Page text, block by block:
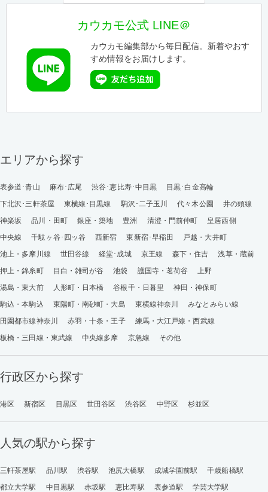
カウカモ公式 LINE＠
カウカモ編集部から毎日配信。新着やおす
すめ情報をお届けします。
エリアから探す
表参道･青山 麻布･広尾 渋谷･恵比寿･中目黒
目黒･白金高輪
下北沢･三軒茶屋
東横線･目黒線 駒沢･二子玉川 代々木公園
井の頭線
神楽坂
品川・田町 銀座・築地 豊洲 清澄・門前仲町
皇居西側
中央線
千駄ヶ谷･四ッ谷 西新宿 東新宿･早稲田
戸越・大井町
池上・多摩川線
世田谷線 経堂･成城 京王線 森下・住吉
浅草・蔵前
押上・錦糸町
目白・雑司が谷 池袋 護国寺・茗荷谷
上野
湯島・東大前
人形町・日本橋 谷根千・日暮里
神田・神保町
駒込・本駒込
東陽町・南砂町・大島 東横線神奈川
みなとみらい線
田園都市線神奈川
赤羽・十条・王子
練馬・大江戸線・西武線
板橋・三田線・東武線
中央線多摩 京急線 その他
行政区から探す
港区 新宿区 目黒区 世田谷区 渋谷区 中野区 杉並区
人気の駅から探す
三軒茶屋駅 品川駅 渋谷駅 池尻大橋駅 成城学園前駅
千歳船橋駅
都立大学駅
中目黒駅 赤坂駅 恵比寿駅 表参道駅
学芸大学駅